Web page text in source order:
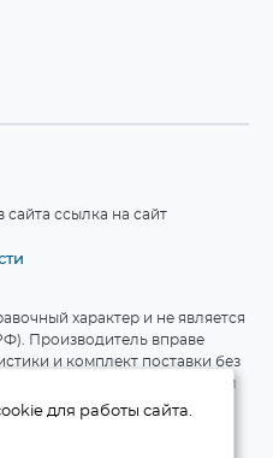
ссылка на сайт
характер и не является
Производитель вправе
и комплект поставки без
приведены на официальном
для работы сайта.